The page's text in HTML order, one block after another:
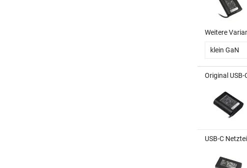
Weitere
klein GaN
Original
USB-C